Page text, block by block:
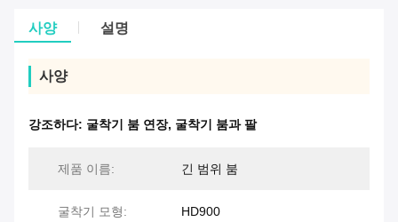
사양 설명
사양
강조하다: 굴착기 붐 연장, 굴착기 붐과 팔
제품 이름: 긴 범위 붐
굴착기 모형: HD900